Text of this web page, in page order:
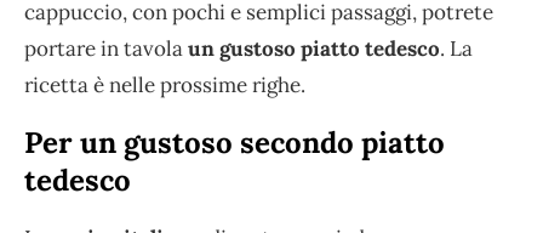
cappuccio, con pochi e semplici passaggi, potrete
portare in tavolaun gustoso piatto tedesco. La
ricetta è nelle prossime righe.
Per un gustoso secondo piatto
tedesco